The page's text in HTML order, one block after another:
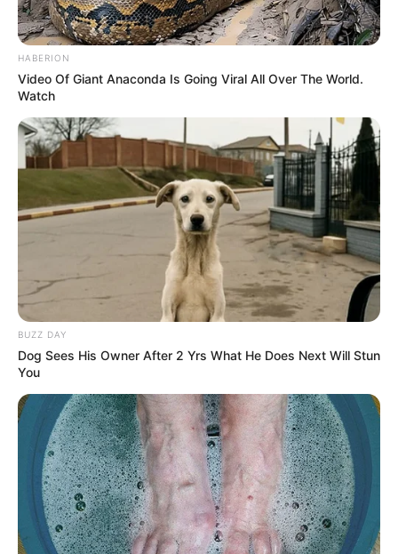
⚠️ Renovação obrigatória retoma e reduz rede credenciada
A exigência, interrompida desde 2018, foi retomada neste ano.
Apesar da redução, 24 mil unidades seguem credenciadas,
oferecendo gratuitamente 41 itens, entre medicamentos e insumos,
HABERION
Video Of Giant Anaconda Is Going Viral All Over The World.
Watch
BUZZ DAY
Dog Sees His Owner After 2 Yrs What He Does Next Will Stun
You